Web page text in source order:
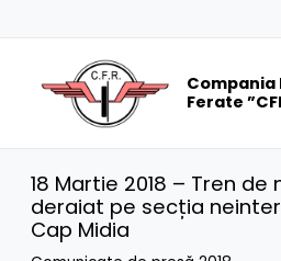
Compania
Ferate
18 Martie 2018 – Tren
deraiat pe secția
Cap Midia